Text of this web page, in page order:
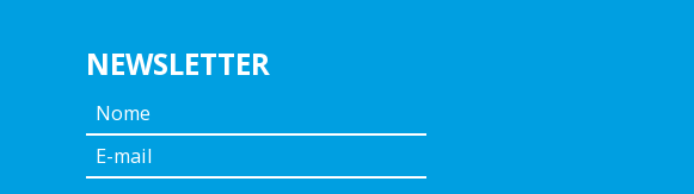
NEWSLETTER